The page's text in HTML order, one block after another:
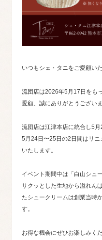
いつもシェ・タニをご愛顧い
流団店は2026年5月17日をも
愛顧、誠にありがとうございま
流団店は江津本店に統合し5
5月24日〜25日の2日間はリ
いたします。
イベント期間中は「白山シュ
サクッとした生地から溢れん
たシュークリームは創業当時
す。
お得な機会にぜひお楽しみく